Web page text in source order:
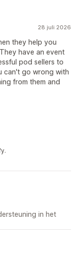
28 juli 2026
they help you
have an event
pod sellers to
can't go wrong with
from them and
in het